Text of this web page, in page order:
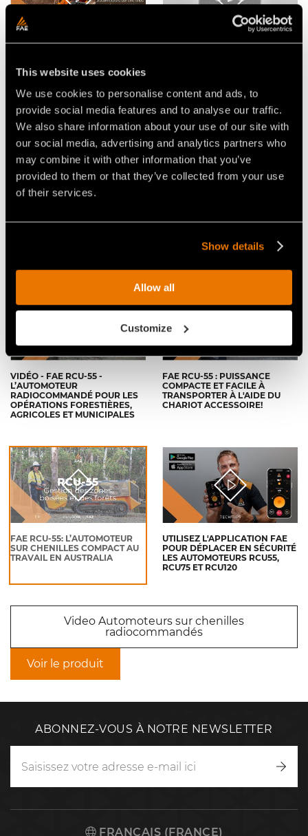
This website uses cookies
We use cookies to personalise content and ads, to
provide social media features and to analyse our traffic.
We also share information about your use of our site with
our social media, advertising and analytics partners who
may combine it with other information that you’ve
provided to them or that they’ve collected from your use
of their services.
Show details
Allow all
Customize
CHENILLES COMPACT
RADIOCOMMANDÉ
SCL/RCU55 POUR
CHENILLES RADIOCOMMANDÉ
FORESTIER BL1/RCU
VIDÉO - FAE RCU-55 -
L’AUTOMOTEUR
RADIOCOMMANDÉ POUR LES
OPÉRATIONS FORESTIÈRES,
AGRICOLES ET MUNICIPALES
FAE RCU-55 : PUISSANCE
COMPACTE ET FACILE À
TRANSPORTER À L'AIDE DU
CHARIOT ACCESSOIRE!
FAE RCU-55: L’AUTOMOTEUR
SUR CHENILLES COMPACT AU
TRAVAIL EN AUSTRALIA
UTILISEZ L'APPLICATION FAE
POUR DÉPLACER EN SÉCURITÉ
LES AUTOMOTEURS RCU55,
RCU75 ET RCU120
Video Automoteurs sur chenilles
radiocommandés
Voir le produit
ABONNEZ-VOUS À NOTRE NEWSLETTER
FRANÇAIS (FRANCE)